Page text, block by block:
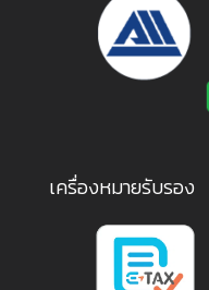
เครื่องหมายรับรอง